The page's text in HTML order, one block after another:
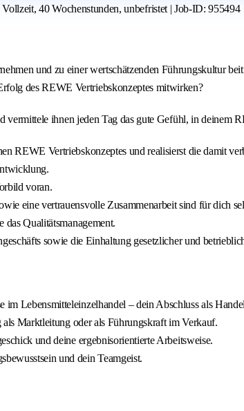
40 Wochenstunden, unbefristet | Job-ID: 955494
und zu einer wertschätzenden Führungskultur
des REWE Vertriebskonzeptes mitwirken?
vermittele ihnen jeden Tag das gute Gefühl, in
REWE Vertriebskonzeptes und realisierst die damit
voran.
eine vertrauensvolle Zusammenarbeit sind für dich
Qualitätsmanagement.
sowie die Einhaltung gesetzlicher und
Lebensmitteleinzelhandel – dein Abschluss als
Marktleitung oder als Führungskraft im Verkauf.
und deine ergebnisorientierte Arbeitsweise.
und dein Teamgeist.